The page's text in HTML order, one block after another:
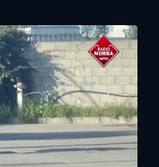
nuovo taglio
di 17 centesimi